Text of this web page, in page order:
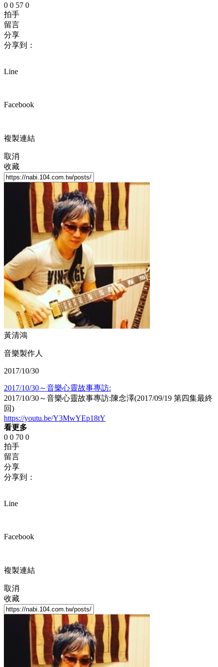
0 0 57 0
拍手
留言
分享
分享到：
Line
Facebook
複製連結
取消
收藏
黃清鴻
音樂製作人
2017/10/30
2017/10/30～音樂心靈故事專訪:
2017/10/30～音樂心靈故事專訪:陳念澤(2017/09/19 第四集最終
回)
https://youtu.be/Y3MwYEp18tY
看更多
0 0 70 0
拍手
留言
分享
分享到：
Line
Facebook
複製連結
取消
收藏